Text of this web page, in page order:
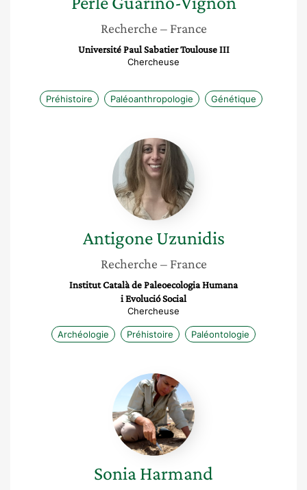
Recherche – France
Université Paul Sabatier Toulouse III
Chercheuse
Préhistoire Paléoanthropologie Génétique
Antigone
Uzunidis
Antigone Uzunidis
Recherche – France
Institut Català de Paleoecologia Humana
i Evolució Social
Chercheuse
Archéologie Préhistoire Paléontologie
Sonia
Harmand
SoniaHarmand